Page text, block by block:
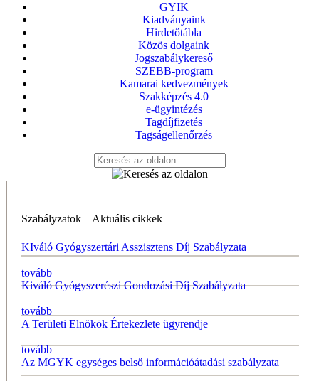
GYIK
Kiadványaink
Hirdetőtábla
Közös dolgaink
Jogszabálykereső
SZEBB-program
Kamarai kedvezmények
Szakképzés 4.0
e-ügyintézés
Tagdíjfizetés
Tagságellenőrzés
Szabályzatok – Aktuális cikkek
KIváló Gyógyszertári Asszisztens Díj Szabályzata
tovább
Kiváló Gyógyszerészi Gondozási Díj Szabályzata
tovább
A Területi Elnökök Értekezlete ügyrendje
tovább
Az MGYK egységes belső információátadási szabályzata